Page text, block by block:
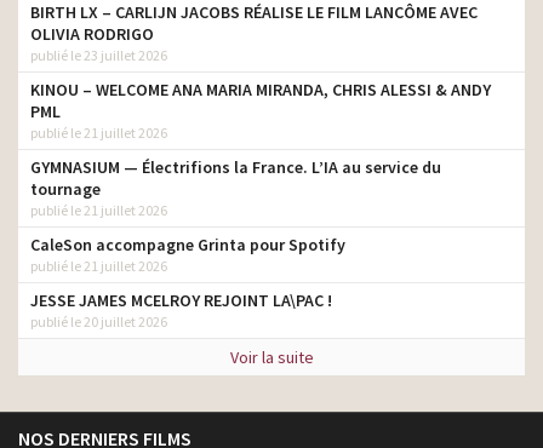
BIRTH LX – CARLIJN JACOBS RÉALISE LE FILM LANCÔME AVEC
OLIVIA RODRIGO
publié le 23 juillet 2026
KINOU – WELCOME ANA MARIA MIRANDA, CHRIS ALESSI & ANDY
PML
publié le 21 juillet 2026
GYMNASIUM — Électrifions la France. L’IA au service du
tournage
publié le 21 juillet 2026
CaleSon accompagne Grinta pour Spotify
publié le 21 juillet 2026
JESSE JAMES MCELROY REJOINT LA\PAC !
publié le 20 juillet 2026
Voir la suite
NOS DERNIERS FILMS